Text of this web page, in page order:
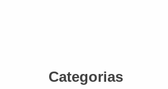
Categorias